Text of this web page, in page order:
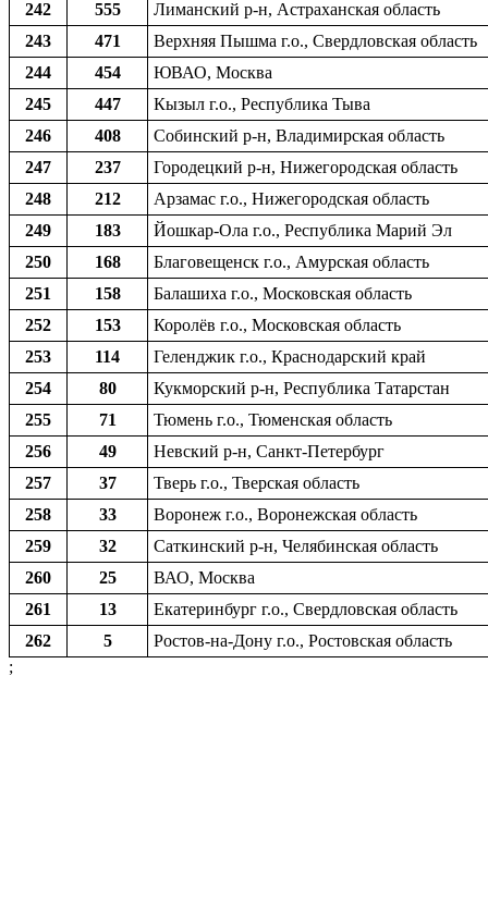
242 555
Лиманский р-н, Астраханская область
243
471
Верхняя Пышма г.о., Свердловская область
244
454
ЮВАО, Москва
245
447
Кызыл г.о., Республика Тыва
246
408
Собинский р-н, Владимирская область
247
237
Городецкий р-н, Нижегородская область
248
212
Арзамас г.о., Нижегородская область
249
183
Йошкар-Ола г.о., Республика Марий Эл
250
168
Благовещенск г.о., Амурская область
251
158
Балашиха г.о., Московская область
252
153
Королёв г.о., Московская область
253
114
Геленджик г.о., Краснодарский край
254
80
Кукморский р-н, Республика Татарстан
255
71
Тюмень г.о., Тюменская область
256
49
Невский р-н, Санкт-Петербург
257
37
Тверь г.о., Тверская область
258
33
Воронеж г.о., Воронежская область
259
32
Саткинский р-н, Челябинская область
260
25
ВАО, Москва
261
13
Екатеринбург г.о., Свердловская область
262
5
Ростов-на-Дону г.о., Ростовская область
;